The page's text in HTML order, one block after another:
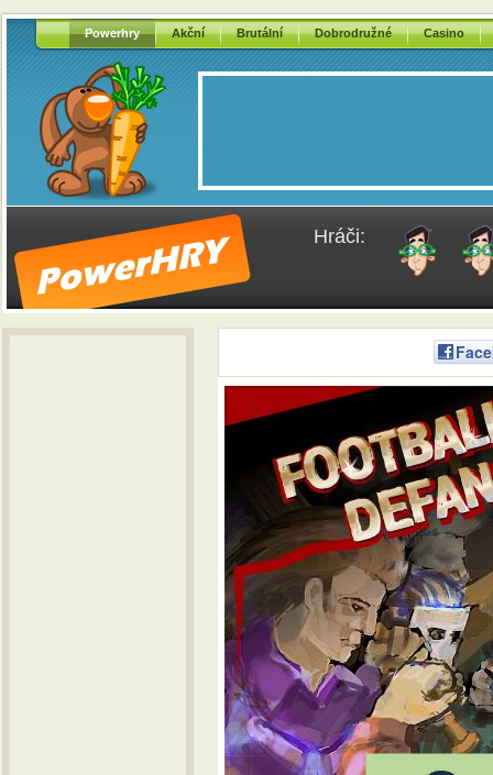
Powerhry Akční Brutální Dobrodružné Casino
Hráči: